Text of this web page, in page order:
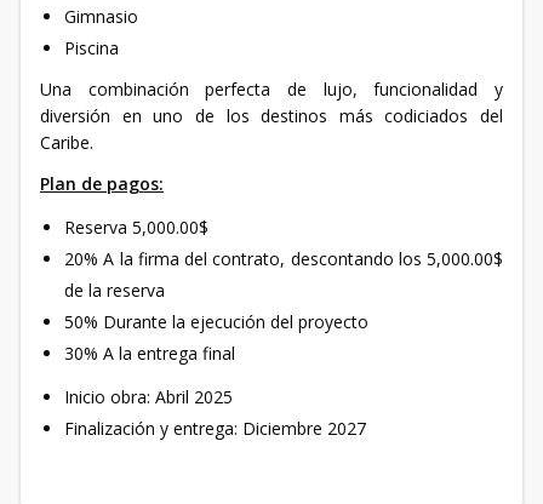
Gimnasio
Piscina
Una combinación perfecta de lujo, funcionalidad y
diversión en uno de los destinos más codiciados del
Caribe.
Plan de pagos:
Reserva 5,000.00$
20% A la firma del contrato, descontando los 5,000.00$
de la reserva
50% Durante la ejecución del proyecto
30% A la entrega final
Inicio obra: Abril 2025
Finalización y entrega: Diciembre 2027